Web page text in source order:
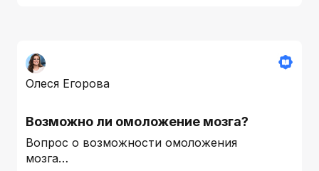
Олеся Егорова
Возможно ли омоложение мозга?
Вопрос о возможности омоложения
мозга…